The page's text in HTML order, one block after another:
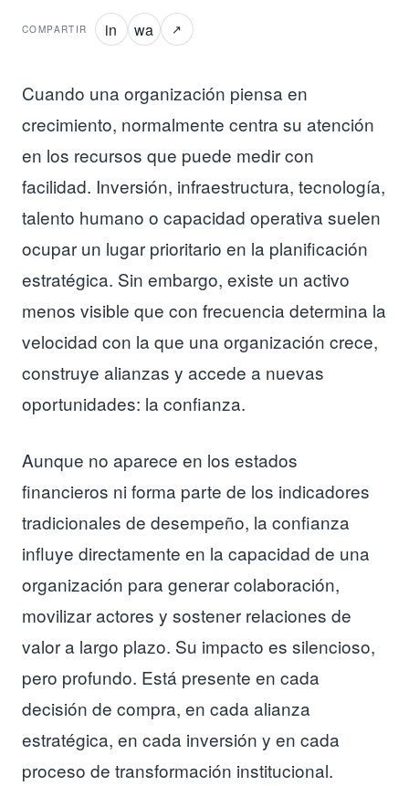
COMPARTIR in wa ↗
Cuando una organización piensa en
crecimiento, normalmente centra su atención
en los recursos que puede medir con
facilidad. Inversión, infraestructura, tecnología,
talento humano o capacidad operativa suelen
ocupar un lugar prioritario en la planificación
estratégica. Sin embargo, existe un activo
menos visible que con frecuencia determina la
velocidad con la que una organización crece,
construye alianzas y accede a nuevas
oportunidades: la confianza.
Aunque no aparece en los estados
financieros ni forma parte de los indicadores
tradicionales de desempeño, la confianza
influye directamente en la capacidad de una
organización para generar colaboración,
movilizar actores y sostener relaciones de
valor a largo plazo. Su impacto es silencioso,
pero profundo. Está presente en cada
decisión de compra, en cada alianza
estratégica, en cada inversión y en cada
proceso de transformación institucional.